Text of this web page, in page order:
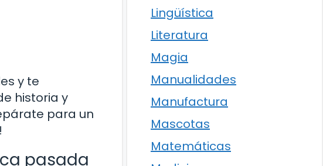
y te
historia y
para un
pasada
Lingüística
Literatura
Magia
Manualidades
Manufactura
Mascotas
Matemáticas